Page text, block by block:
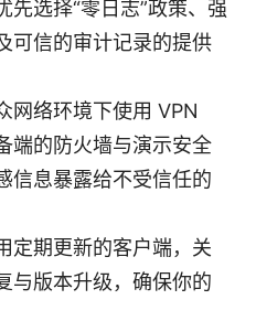
先选择“零日志”政策、强
可信的审计记录的提供
网络环境下使用 VPN
端的防火墙与演示安全
信息暴露给不受信任的
定期更新的客户端，关
与版本升级，确保你的